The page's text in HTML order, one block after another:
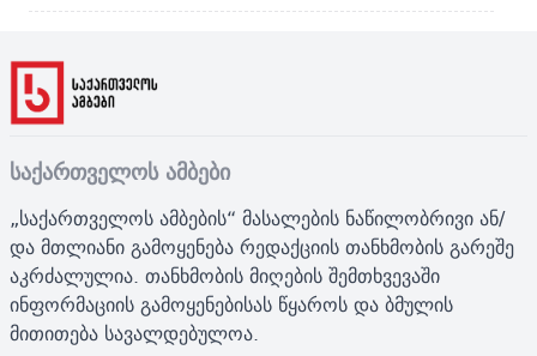
საქართველოს ამბები
„საქართველოს ამბების“ მასალების ნაწილობრივი ან/
და მთლიანი გამოყენება რედაქციის თანხმობის გარეშე
აკრძალულია. თანხმობის მიღების შემთხვევაში
ინფორმაციის გამოყენებისას წყაროს და ბმულის
მითითება სავალდებულოა.